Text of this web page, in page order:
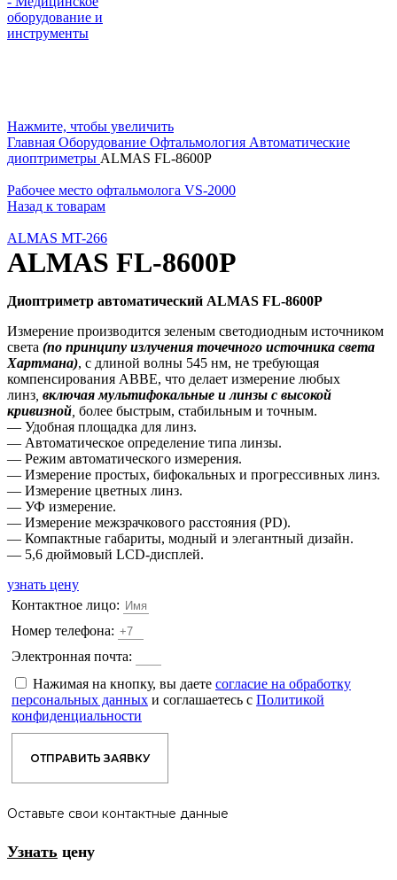
Нажмите, чтобы увеличить
Главная Оборудование Офтальмология Автоматические
диоптриметры ALMAS FL-8600Р
Рабочее место офтальмолога VS-2000
Назад к товарам
ALMAS MT-266
ALMAS FL-8600Р
Диоптриметр автоматический ALMAS FL-8600Р
Измерение производится зеленым светодиодным источником
света (по принципу излучения точечного источника света
Хартмана), с длиной волны 545 нм, не требующая
компенсирования ABBE, что делает измерение любых
линз, включая мультифокальные и линзы с высокой
кривизной, более быстрым, стабильным и точным.
— Удобная площадка для линз.
— Автоматическое определение типа линзы.
— Режим автоматического измерения.
— Измерение простых, бифокальных и прогрессивных линз.
— Измерение цветных линз.
— УФ измерение.
— Измерение межзрачкового расстояния (PD).
— Компактные габариты, модный и элегантный дизайн.
— 5,6 дюймовый LCD-дисплей.
узнать цену
Контактное лицо:
Номер телефона:
Электронная почта:
Нажимая на кнопку, вы даете согласие на обработку
персональных данных и соглашаетесь с Политикой
конфиденциальности
ОТПРАВИТЬ ЗАЯВКУ
Оставьте свои контактные данные
Узнать цену